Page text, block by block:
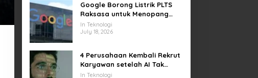
Google Borong Listrik PLTS
Raksasa untuk Menopang
Pusat Data dan AI
In Teknologi
July 18, 2026
4 Perusahaan Kembali Rekrut
Karyawan setelah AI Tak
Penuhi Harapan
In Teknologi